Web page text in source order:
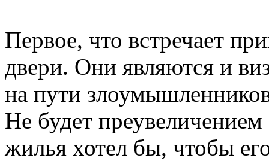
Первое, что встречает
двери. Они являются и
на пути
Не будет
жилья хотел бы, чтобы